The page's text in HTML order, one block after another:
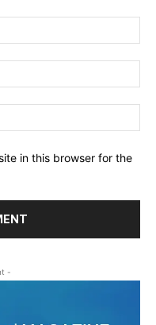
in this browser for the
-